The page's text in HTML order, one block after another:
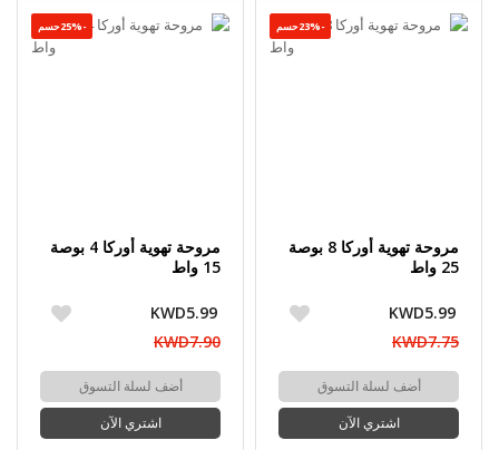
-23%حسم
مروحة تهوية أوركا 8 بوصة
25 واط
KWD5.99
KWD7.75
أضف لسلة التسوق
اشتري الآن
-25%حسم
مروحة تهوية أوركا 4 بوصة
15 واط
KWD5.99
KWD7.90
أضف لسلة التسوق
اشتري الآن